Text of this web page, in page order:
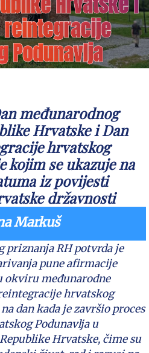
reintegracije
Podunavlja
međunarodnog
Hrvatske i Dan
hrvatskog
kojim se ukazuje na
iz povijesti
državnosti
Markuš
priznanja RH potvrda je
pune afirmacije
okviru međunarodne
hrvatskog
dan kada je završio proces
Podunavlja u
Hrvatske, čime su